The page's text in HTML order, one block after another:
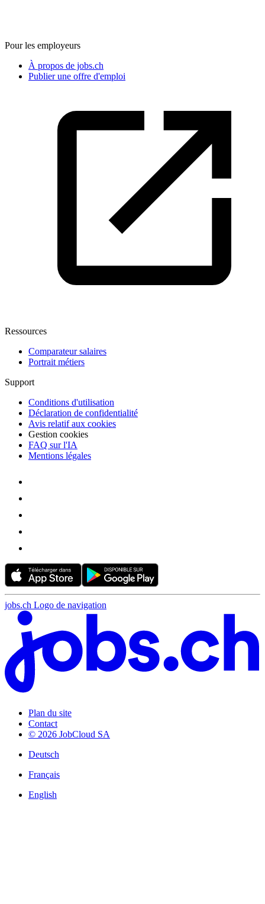
Pour les employeurs
À propos de jobs.ch
Publier une offre d'emploi
Ressources
Comparateur salaires
Portrait métiers
Support
Conditions d'utilisation
Déclaration de confidentialité
Avis relatif aux cookies
Gestion cookies
FAQ sur l'IA
Mentions légales
jobs.ch Logo de navigation
Plan du site
Contact
© 2026 JobCloud SA
Deutsch
Français
English